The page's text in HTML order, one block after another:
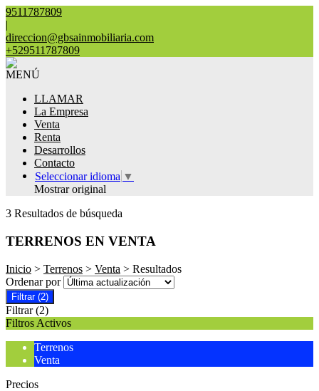
9511787809
|
direccion@gbsainmobiliaria.com
+529511787809
MENÚ
LLAMAR
La Empresa
Venta
Renta
Desarrollos
Contacto
Seleccionar idioma ▼
Mostrar original
3 Resultados de búsqueda
TERRENOS EN VENTA
Inicio > Terrenos > Venta > Resultados
Ordenar por
Filtrar (2)
Filtrar (2)
Filtros Activos
Terrenos
Venta
Precios